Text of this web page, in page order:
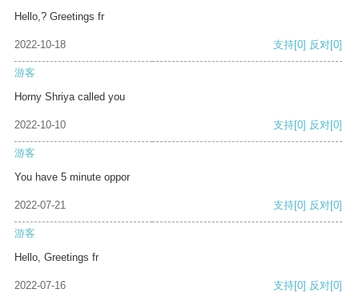
Hello,? Greetings fr
2022-10-18 支持[0] 反对[0]
游客
Horny Shriya called you
2022-10-10 支持[0] 反对[0]
游客
You have 5 minute oppor
2022-07-21 支持[0] 反对[0]
游客
Hello, Greetings fr
2022-07-16 支持[0] 反对[0]